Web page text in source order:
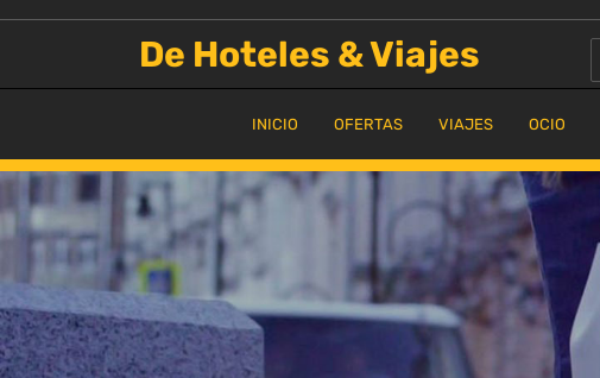
De Hoteles & Viajes
INICIO OFERTAS VIAJES OCIO